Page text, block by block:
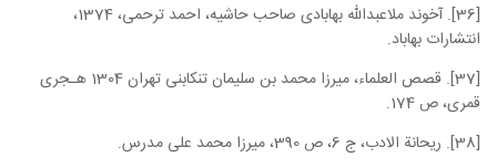
[36]. آخوند ملاعبدالله بهابادی صاحب حاشیه، احمد ترحمی، 1374،
انتشارات بهاباد.
[37]. قصص العلماء، میرزا محمد بن سلیمان تنکابنی تهران 1304 هـجری
قمری، ص 174.
[38]. ریحانة الادب، ج 6، ص 390، میرزا محمد علی مدرس.